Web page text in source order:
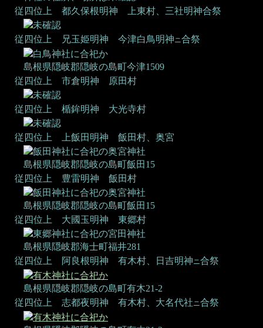
従四位上 都久保根明神
上東村、三社明神合祭
未確認
従四位上 兄玉姫明神
今津白鳥明神 ニ合祭
白鳥神社に合祀か
島根県隠岐郡隠岐の島町今津1509
従四位上 市倉明神
原田村
未確認
従四位上 楯鉾明神
大光寺村
未確認
従四位上 上飯田明神
飯田村、奥宮
飯田神社に合祀の奥宮神社
島根県隠岐郡隠岐の島町飯田15
従四位上 豊雷明神
飯田村
飯田神社に合祀の奥宮神社
島根県隠岐郡隠岐の島町飯田15
従四位上 大國玉明神
東郷村
東郷神社に合祀の宮田神社
島根県隠岐郡海士町福井281
従四位上 阿良根明神
有木村、日吉明神 ニ合祭
有木神社に合祀か
島根県隠岐郡隠岐の島町有木21-2
従四位上 志都夜明神
有木村、大名代社 ニ合祭
有木神社に合祀か